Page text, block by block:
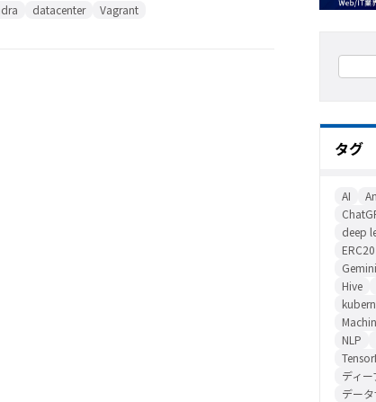
datacenter Vagrant
タグ
AI
deep
ERC20
Gemini
Hive
NLP
ディ
デー